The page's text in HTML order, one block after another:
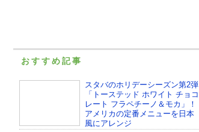
おすすめ記事
スタバのホリデーシーズン第2弾
「トーステッド ホワイト チョコ
レート フラペチーノ＆モカ」！
アメリカの定番メニューを日本
風にアレンジ